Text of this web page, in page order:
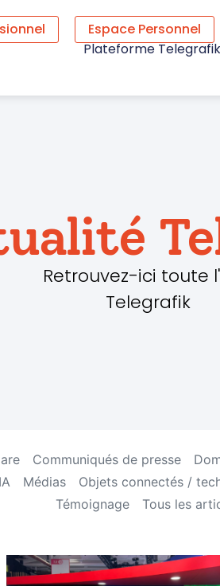
Espace Personnel
Plateforme Telegrafik
Retrouvez-ici toute
Telegrafik
Communiqués de presse
Médias Objets connectés /
Témoignage
Tous les